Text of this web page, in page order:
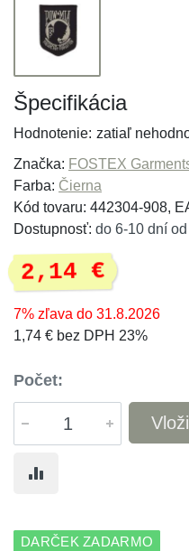
Špecifikácia
Hodnotenie: zatiaľ
Značka: FOSTEX
Farba: Čierna
Kód tovaru: 442304-908,
Dostupnosť: do 6-10 dní
2,14 €
7% zľava do 31.8.2026
1,74 € bez DPH 23%
Počet:
DARČEK ZADARMO